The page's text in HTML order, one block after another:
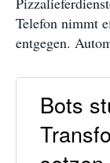
Telefon nimmt
entgegen.
Bots